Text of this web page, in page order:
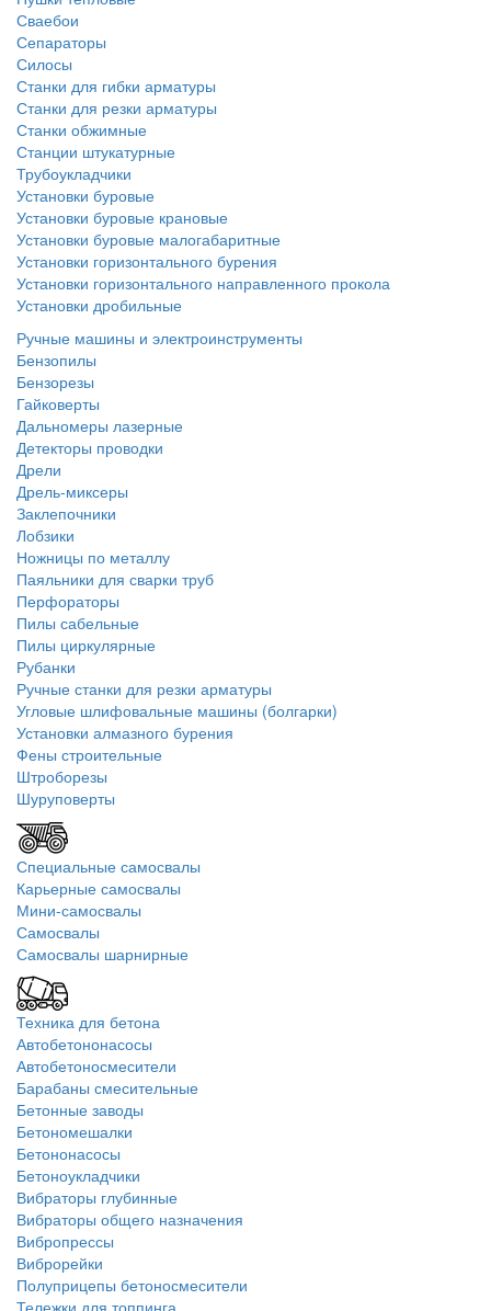
Сваебои
Сепараторы
Силосы
Станки для гибки арматуры
Станки для резки арматуры
Станки обжимные
Станции штукатурные
Трубоукладчики
Установки буровые
Установки буровые крановые
Установки буровые малогабаритные
Установки горизонтального бурения
Установки горизонтального направленного прокола
Установки дробильные
Ручные машины и электроинструменты
Бензопилы
Бензорезы
Гайковерты
Дальномеры лазерные
Детекторы проводки
Дрели
Дрель-миксеры
Заклепочники
Лобзики
Ножницы по металлу
Паяльники для сварки труб
Перфораторы
Пилы сабельные
Пилы циркулярные
Рубанки
Ручные станки для резки арматуры
Угловые шлифовальные машины (болгарки)
Установки алмазного бурения
Фены строительные
Штроборезы
Шуруповерты
Специальные самосвалы
Карьерные самосвалы
Мини-самосвалы
Самосвалы
Самосвалы шарнирные
Техника для бетона
Автобетононасосы
Автобетоносмесители
Барабаны смесительные
Бетонные заводы
Бетономешалки
Бетононасосы
Бетоноукладчики
Вибраторы глубинные
Вибраторы общего назначения
Вибропрессы
Виброрейки
Полуприцепы бетоносмесители
Тележки для топпинга